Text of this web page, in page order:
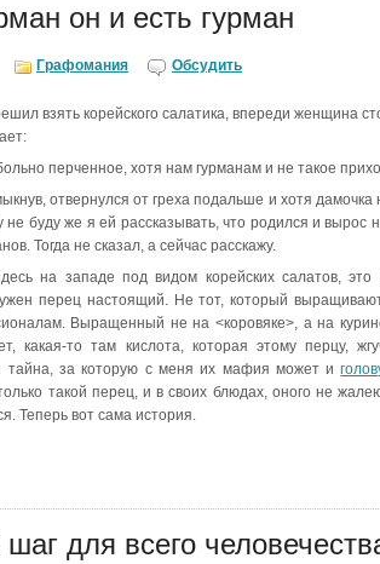
он и есть гурман
Графомания Обсудить
взять корейского салатика, впереди женщина
перченное, хотя нам гурманам и не такое
отвернулся от греха подальше и хотя
буду же я ей рассказывать, что родился и вырос
Тогда не сказал, а сейчас расскажу.
на западе под видом корейских салатов,
перец настоящий. Не тот, который
Выращенный не на <коровяке>, а на
какая-то там кислота, которая этому перцу,
тайна, за которую с меня их мафия может и
такой перец, и в своих блюдах, оного не
Теперь вот сама история.
для всего